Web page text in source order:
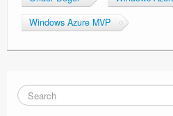
Windows Azure MVP